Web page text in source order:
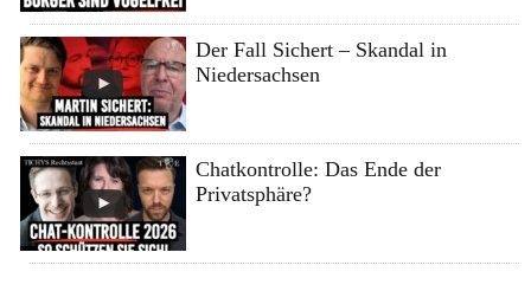
Der Fall Sichert – Skandal in
Niedersachsen
Chatkontrolle: Das Ende der
Privatsphäre?